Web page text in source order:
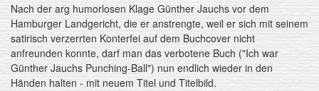
Nach der arg humorlosen Klage Günther Jauchs vor dem
Hamburger Landgericht, die er anstrengte, weil er sich mit seinem
satirisch verzerrten Konterfei auf dem Buchcover nicht
anfreunden konnte, darf man das verbotene Buch ("Ich war
Günther Jauchs Punching-Ball") nun endlich wieder in den
Händen halten - mit neuem Titel und Titelbild.